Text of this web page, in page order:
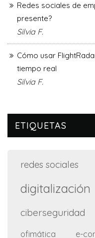
Redes sociales de
presente?
Silvia F.
Cómo usar
tiempo real
Silvia F.
ETIQUETAS
redes sociales
digitalización
ciberseguridad
ofimática e-